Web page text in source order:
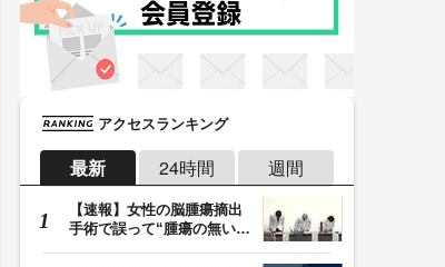
アクセスランキング
最新 24時間 週間
【速報】女性の脳腫瘍摘出
手術で誤って“腫瘍の無い部